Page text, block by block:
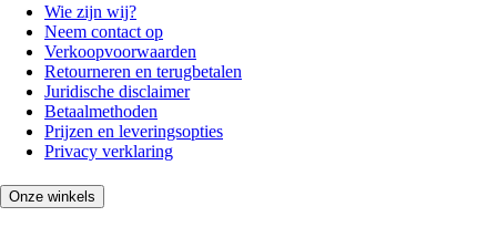
Wie zijn wij?
Neem contact op
Verkoopvoorwaarden
Retourneren en terugbetalen
Juridische disclaimer
Betaalmethoden
Prijzen en leveringsopties
Privacy verklaring
Onze winkels